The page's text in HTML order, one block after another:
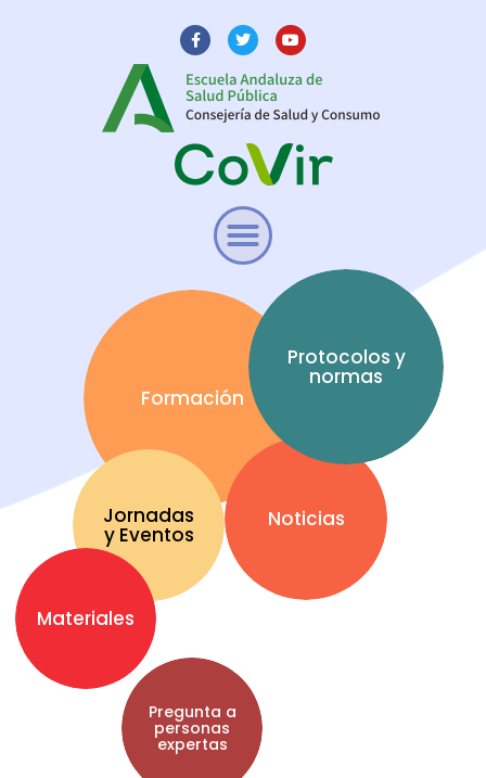
Formación
Protocolos y
normas
Materiales
Jornadas
y Eventos
Noticias
Pregunta a
personas
expertas